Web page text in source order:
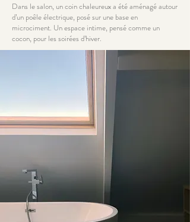
Dans le salon, un coin chaleureux a été aménagé autour
d’un poêle électrique, posé sur une base en
microciment. Un espace intime, pensé comme un
cocon, pour les soirées d’hiver.